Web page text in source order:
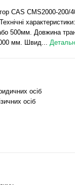
CAS CMS2000-200/
500мм. Довжина
мм. Швид...
осіб
осіб